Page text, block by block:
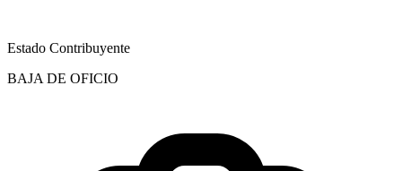
Estado Contribuyente
BAJA DE OFICIO